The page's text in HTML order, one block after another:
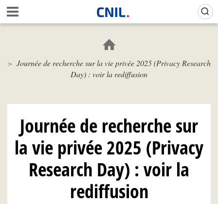
Aller
au
contenu
c
i
l
N
L
Journée de recherche sur la vie privée 2025 (Privacy Research
Day) : voir la rediffusion
Journée de recherche sur
la vie privée 2025 (Privacy
Research Day) : voir la
rediffusion
Gestion de vos préférences sur les cookies (témoins de connexion)